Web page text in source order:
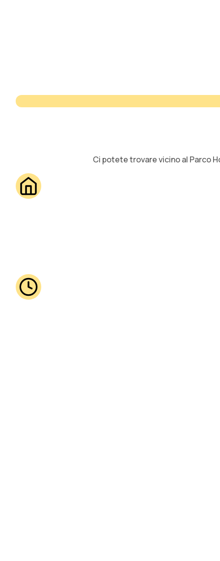
Ci potete trovare vicino al Parco